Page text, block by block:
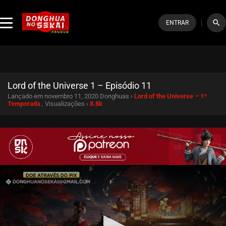
ENTRAR search
Lord of the Universe 1 – Episódio 11
Lançado em novembro 11, 2020 Donghuas › Lord of the Universe – 1ª
Temporada , Visualizações › 8.8k